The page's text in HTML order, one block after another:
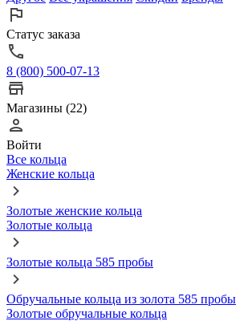
Статус заказа
8 (800) 500-07-13
Магазины (22)
Войти
Все кольца
Женские кольца
Золотые женские кольца
Золотые кольца
Золотые кольца 585 пробы
Обручальные кольца из золота 585 пробы
Золотые обручальные кольца